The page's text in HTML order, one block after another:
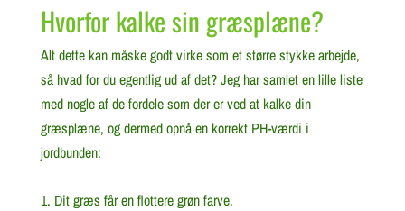
Hvorfor kalke sin græsplæne?
Alt dette kan måske godt virke som et større stykke arbejde,
så hvad for du egentlig ud af det? Jeg har samlet en lille liste
med nogle af de fordele som der er ved at kalke din
græsplæne, og dermed opnå en korrekt PH-værdi i
jordbunden:
Dit græs får en flottere grøn farve.